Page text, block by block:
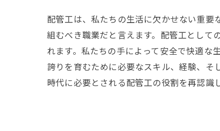
配管工は、私たちの生活に欠かせない重要
組むべき職業だと言えます。配管工として
れます。私たちの手によって安全で快適な
誇りを育むために必要なスキル、経験、
時代に必要とされる配管工の役割を再認識